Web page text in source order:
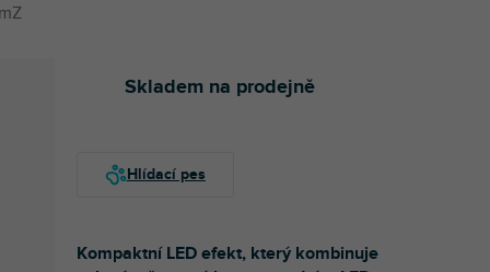
Skladem na prodejně
Kompaktní LED efekt, který kombinuje